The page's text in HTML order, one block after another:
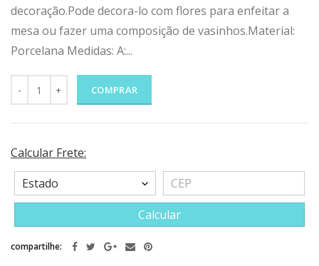
decoração.Pode decora-lo com flores para enfeitar a
mesa ou fazer uma composição de vasinhos.Material:
Porcelana Medidas: A:...
COMPRAR
Calcular Frete:
Calcular
compartilhe: